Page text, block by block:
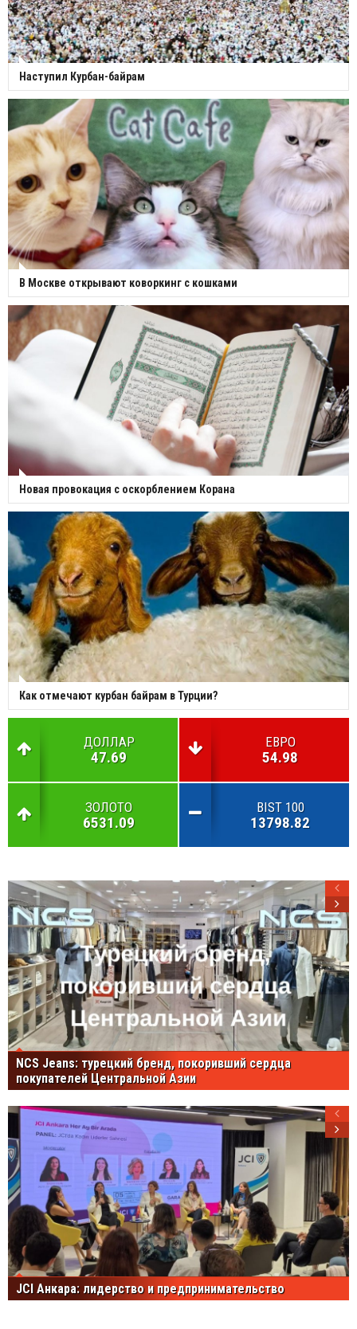
Наступил Курбан-байрам
В Москве открывают коворкинг с кошками
Новая провокация с оскорблением Корана
Как отмечают курбан байрам в Турции?
ДОЛЛАР
47.69
ЕВРО
54.98
ЗОЛОТО
6531.09
BIST 100
13798.82
NCS Jeans: турецкий бренд, покоривший сердца
покупателей Центральной Азии
JCI Анкара: лидерство и предпринимательство